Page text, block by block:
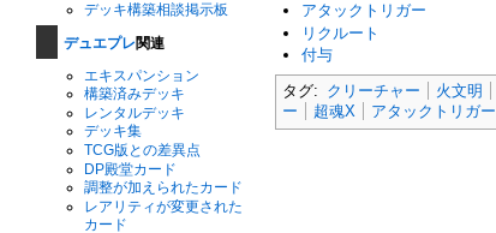
デッキ構築相談掲示板
デュエプレ関連
エキスパンション
構築済みデッキ
レンタルデッキ
デッキ集
TCG版との差異点
DP殿堂カード
調整が加えられたカード
レアリティが変更された
カード
アタックトリガー
リクルート
付与
タグ: クリーチャー 火文明
ー
超魂X アタックトリガー